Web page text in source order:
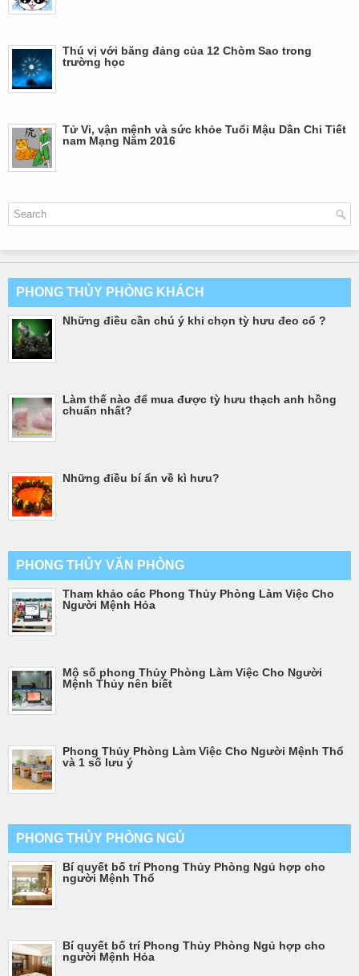
Thú vị với băng đảng của 12 Chòm Sao trong
trường học
Tử Vi, vận mệnh và sức khỏe Tuổi Mậu Dần Chi Tiết
nam Mạng Năm 2016
PHONG THỦY PHÒNG KHÁCH
Những điều cần chú ý khi chọn tỳ hưu đeo cổ ?
Làm thế nào để mua được tỳ hưu thạch anh hồng
chuẩn nhất?
Những điều bí ẩn về kì hưu?
PHONG THỦY VĂN PHÒNG
Tham khảo các Phong Thủy Phòng Làm Việc Cho
Người Mệnh Hỏa
Mộ số phong Thủy Phòng Làm Việc Cho Người
Mệnh Thủy nên biết
Phong Thủy Phòng Làm Việc Cho Người Mệnh Thổ
và 1 số lưu ý
PHONG THỦY PHÒNG NGỦ
Bí quyết bố trí Phong Thủy Phòng Ngủ hợp cho
người Mệnh Thổ
Bí quyết bố trí Phong Thủy Phòng Ngủ hợp cho
người Mệnh Hỏa